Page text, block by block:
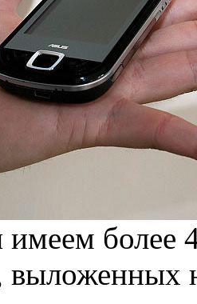
более
выложенных